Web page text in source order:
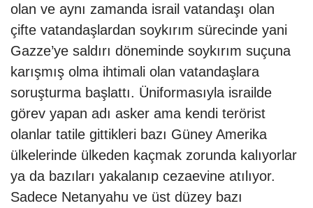
olan ve aynı zamanda israil vatandaşı olan
çifte vatandaşlardan soykırım sürecinde yani
Gazze’ye saldırı döneminde soykırım suçuna
karışmış olma ihtimali olan vatandaşlara
soruşturma başlattı. Üniformasıyla israilde
görev yapan adı asker ama kendi terörist
olanlar tatile gittikleri bazı Güney Amerika
ülkelerinde ülkeden kaçmak zorunda kalıyorlar
ya da bazıları yakalanıp cezaevine atılıyor.
Sadece Netanyahu ve üst düzey bazı